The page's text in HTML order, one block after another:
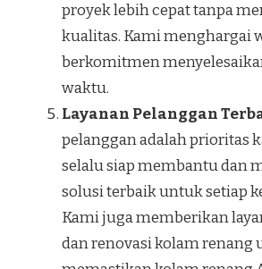
proyek lebih cepat tanpa
kualitas. Kami menghargai
berkomitmen
waktu.
Layanan Pelanggan
pelanggan adalah prioritas
selalu siap membantu dan
solusi terbaik untuk setiap
Kami juga memberikan
dan renovasi kolam renang